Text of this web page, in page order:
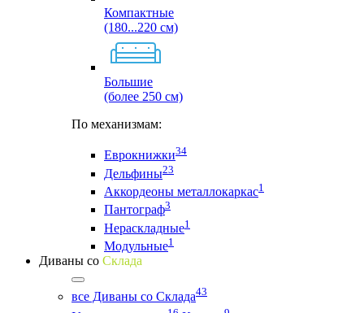
Компактные
(180...220 см)
Большие
(более 250 см)
По механизмам:
Еврокнижки34
Дельфины23
Аккордеоны металлокаркас1
Пантограф3
Нераскладные1
Модульные1
Диваны со Склада
все Диваны со Склада43